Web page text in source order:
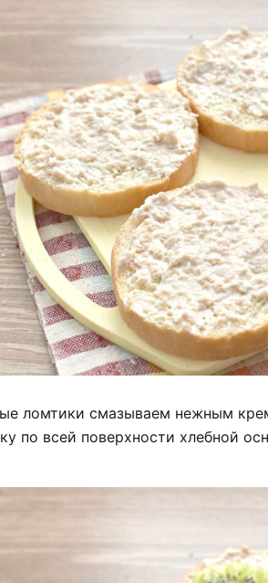
ломтики смазываем нежным
по всей поверхности хлебной